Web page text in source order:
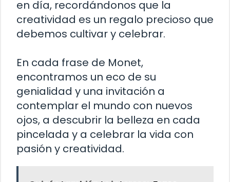
en día, recordándonos que la
creatividad es un regalo precioso que
debemos cultivar y celebrar.
En cada frase de Monet,
encontramos un eco de su
genialidad y una invitación a
contemplar el mundo con nuevos
ojos, a descubrir la belleza en cada
pincelada y a celebrar la vida con
pasión y creatividad.